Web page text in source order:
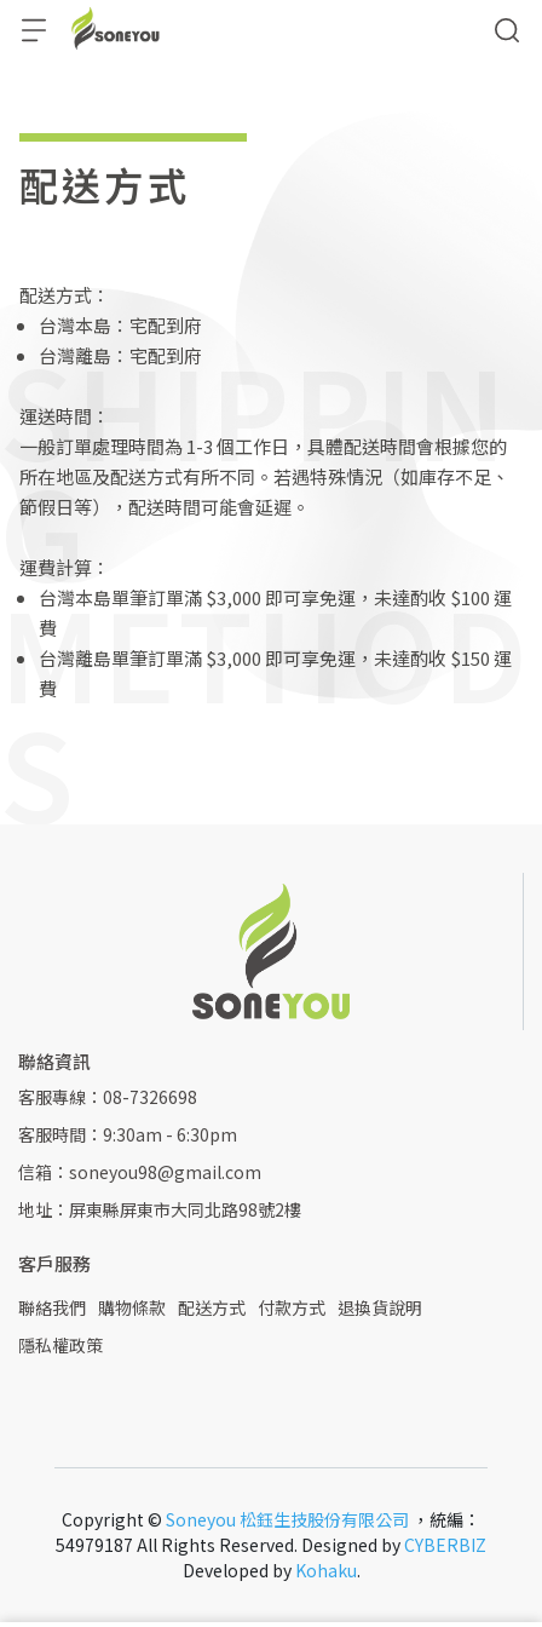
配送方式
SHIPPIN
G
METHOD
配送方式：
台灣本島：宅配到府
台灣離島：宅配到府
運送時間：
一般訂單處理時間為 1-3 個工作日，具體配送時間會根據您的
所在地區及配送方式有所不同。若遇特殊情況（如庫存不足、
節假日等），配送時間可能會延遲。
運費計算：
台灣本島單筆訂單滿 $3,000 即可享免運，未達酌收 $100 運
費
台灣離島單筆訂單滿 $3,000 即可享免運，未達酌收 $150 運
費
聯絡資訊
客服專線：08-7326698
客服時間：9:30am - 6:30pm
信箱：soneyou98@gmail.com
地址：屏東縣屏東市大同北路98號2樓
客戶服務
聯絡我們 購物條款 配送方式 付款方式 退換貨說明
隱私權政策
Copyright © Soneyou 松鈺生技股份有限公司 ，統編：
54979187 All Rights Reserved. Designed byCYBERBIZ
Developed by Kohaku.